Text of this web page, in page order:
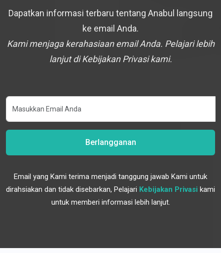
Dapatkan informasi terbaru tentang Anabul langsung
ke email Anda.
Kami menjaga kerahasiaan email Anda. Pelajari lebih
lanjut di Kebijakan Privasi kami.
Berlangganan
Email yang Kami terima menjadi tanggung jawab Kami untuk
dirahsiakan dan tidak disebarkan, Pelajari Kebijakan Privasi kami
untuk memberi informasi lebih lanjut.